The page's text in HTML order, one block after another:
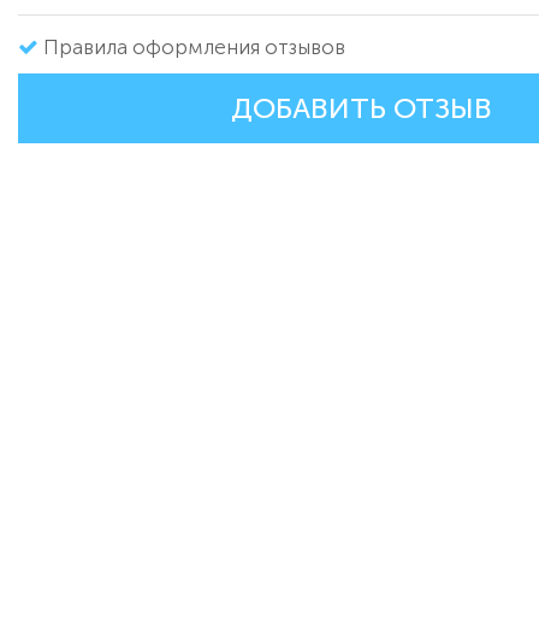
Правила оформления отзывов
ДОБАВИТЬ ОТЗЫВ